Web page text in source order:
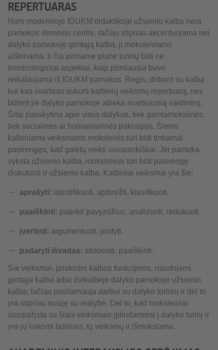
REPERTUARAS
Nors modernioje IDUKM didaktikoje užsienio kalba nėra
pamokos dėmesio centre, tačiau stipriau akcentuojama nei
dalyko pamokoje gimtąją kalba, ji moksleiviams
aiškinama. Ir čia pirmame plane turėtų būti ne
terminologiniai aspektai, kaip pirmiausia buvo
reikalaujama iš IDUKM pamokos. Regis, dirbant su kalba
kur kas svarbiau sukurti kalbinių veiksmų repertuarą, nes
būtent jie dalyko pamokoje atlieka svarbiausią vaidmenį.
Šitai pasakytina apie visus dalykus, tiek gamtamokslinės,
tiek socialinės ar humanitarinės pakraipos. Šiems
kalbiniams veiksmams moksleivis turi būti tinkamai
pasirengęs, kad galėtų veikti savarankiškai. Jei pamoka
vyksta užsienio kalba, moksleiviai turi būti pasirengę
diskutuoti ir užsienio kalba. Kalbiniai veiksmai yra šie:
aprašyti: identifikuoti, apibrėžti, klasifikuoti.
paaiškinti: pateikti pavyzdžius, analizuoti, redukuoti.
įvertinti: argumentuoti, įrodyti.
padaryti išvadas: atskleisti, paaiškinti.
Šie veiksmai, priskirtini kalbos funkcijoms, naudojami
gimtąja kalba arba dvikalbėje dalyko pamokoje užsienio
kalba, tačiau pasitarnauja darbui su dalyko turiniu ir dėl to
yra stipriau susiję su realybe. Dėl to, kad moksleiviai
susipažįsta su šiais veiksmais gilindamiesi į dalyko turinį ir
yra jų laikomi būtinais, tų veiksmų ir išmokstama.